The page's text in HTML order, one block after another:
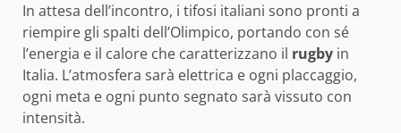
In attesa dell’incontro, i tifosi italiani sono pronti a
riempire gli spalti dell’Olimpico, portando con sé
l’energia e il calore che caratterizzano il rugby in
Italia. L’atmosfera sarà elettrica e ogni placcaggio,
ogni meta e ogni punto segnato sarà vissuto con
intensità.